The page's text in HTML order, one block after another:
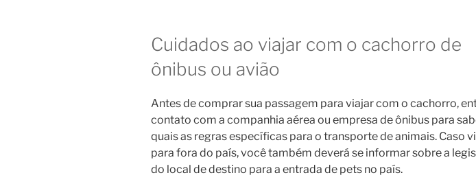
Cuidados ao viajar com o cachorro de
ônibus ou avião
Antes de comprar sua passagem para viajar com o cachorro,
contato com a companhia aérea ou empresa de ônibus para
quais as regras específicas para o transporte de animais. Caso
para fora do país, você também deverá se informar sobre a
do local de destino para a entrada de pets no país.